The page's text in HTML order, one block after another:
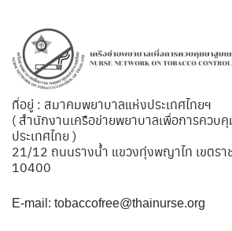
ที่อยู่ : สมาคมพยาบาลแห่งประเทศไทยฯ
( สำนักงานเครือข่ายพยาบาลเพื่อการควบ
ประเทศไทย )
21/12 ถนนรางน้ำ แขวงทุ่งพญาไท เขตรา
10400
E-mail: tobaccofree@thainurse.org